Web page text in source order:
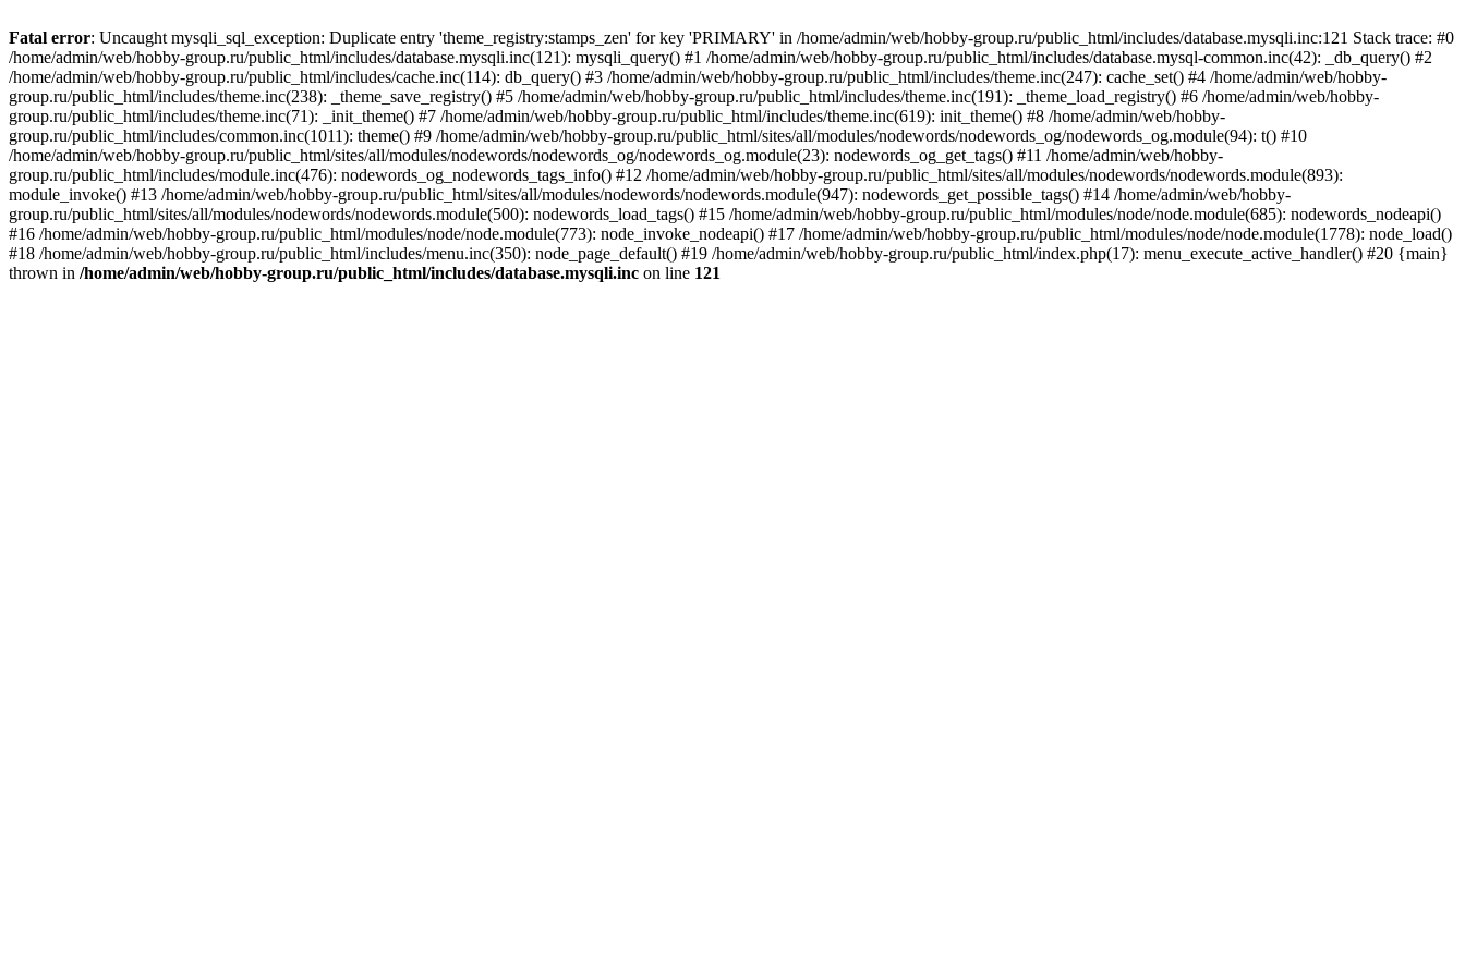
Fatal error: Uncaught mysqli_sql_exception: Duplicate entry 'theme_registry:stamps_zen' for key 'PRIMARY' in /home/admin/web/hobby-group.ru/public_html/includes/database.mysqli.inc:121 Stack trace: #0
/home/admin/web/hobby-group.ru/public_html/includes/database.mysqli.inc(121): mysqli_query() #1 /home/admin/web/hobby-group.ru/public_html/includes/database.mysql-common.inc(42): _db_query() #2
/home/admin/web/hobby-group.ru/public_html/includes/cache.inc(114): db_query() #3 /home/admin/web/hobby-group.ru/public_html/includes/theme.inc(247): cache_set() #4 /home/admin/web/hobby-
group.ru/public_html/includes/theme.inc(238): _theme_save_registry() #5 /home/admin/web/hobby-group.ru/public_html/includes/theme.inc(191): _theme_load_registry() #6 /home/admin/web/hobby-
group.ru/public_html/includes/theme.inc(71): _init_theme() #7 /home/admin/web/hobby-group.ru/public_html/includes/theme.inc(619): init_theme() #8 /home/admin/web/hobby-
group.ru/public_html/includes/common.inc(1011): theme() #9 /home/admin/web/hobby-group.ru/public_html/sites/all/modules/nodewords/nodewords_og/nodewords_og.module(94): t() #10
/home/admin/web/hobby-group.ru/public_html/sites/all/modules/nodewords/nodewords_og/nodewords_og.module(23): nodewords_og_get_tags() #11 /home/admin/web/hobby-
group.ru/public_html/includes/module.inc(476): nodewords_og_nodewords_tags_info() #12 /home/admin/web/hobby-group.ru/public_html/sites/all/modules/nodewords/nodewords.module(893):
module_invoke() #13 /home/admin/web/hobby-group.ru/public_html/sites/all/modules/nodewords/nodewords.module(947): nodewords_get_possible_tags() #14 /home/admin/web/hobby-
group.ru/public_html/sites/all/modules/nodewords/nodewords.module(500): nodewords_load_tags() #15 /home/admin/web/hobby-group.ru/public_html/modules/node/node.module(685): nodewords_nodeapi()
#16 /home/admin/web/hobby-group.ru/public_html/modules/node/node.module(773): node_invoke_nodeapi() #17 /home/admin/web/hobby-group.ru/public_html/modules/node/node.module(1778): node_load()
#18 /home/admin/web/hobby-group.ru/public_html/includes/menu.inc(350): node_page_default() #19 /home/admin/web/hobby-group.ru/public_html/index.php(17): menu_execute_active_handler() #20 {main}
thrown in /home/admin/web/hobby-group.ru/public_html/includes/database.mysqli.inc on line 121